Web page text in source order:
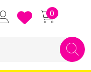
Grande Pharmacie
0